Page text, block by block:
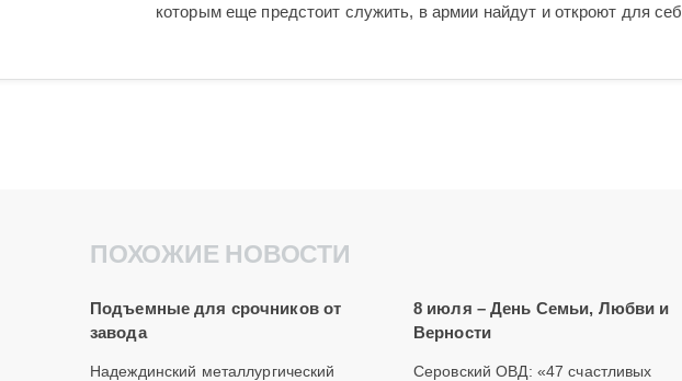
которым еще предстоит служить, в армии найдут и откроют для
ПОХОЖИЕ НОВОСТИ
Подъемные для срочников от
завода
Надеждинский металлургический
8 июля – День Семьи, Любви и
Верности
Серовский ОВД: «47 счастливых